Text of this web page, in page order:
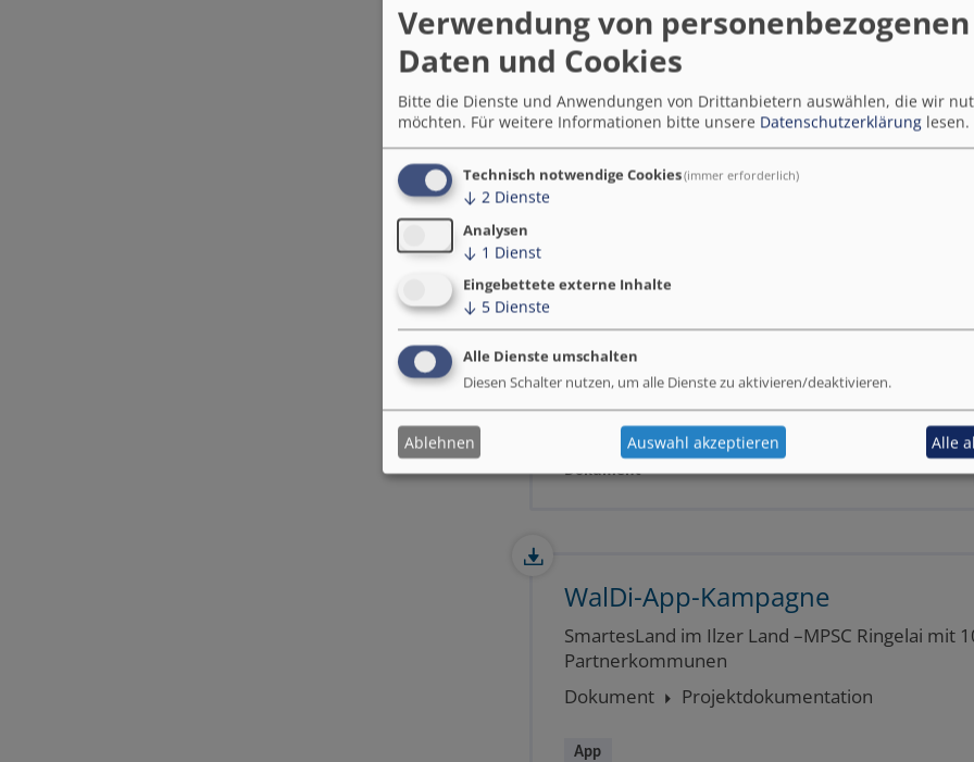
Open-Source-Projekte gemeinsam
steuern: Community- und
Produktmanagement in
Entwicklungspartnerschaften
2026
Tourismus
Dokument
WalDi-App-Kampagne
SmartesLand im Ilzer Land –MPSC Ringelai mit
Partnerkommunen
Dokument
Projektdokumentation
App
Verwendung von personenbezogenen
Daten und Cookies
Bitte die Dienste und Anwendungen von Drittanbietern auswählen, die wir
möchten. Für weitere Informationen bitte unsere Datenschutzerklärung lesen.
Technisch notwendige Cookies(immer erforderlich)
↓ 2 Dienste
Analysen
↓ 1 Dienst
Eingebettete externe Inhalte
↓ 5 Dienste
Alle Dienste umschalten
Diesen Schalter nutzen, um alle Dienste zu aktivieren/deaktivieren.
Ablehnen Auswahl akzeptieren Alle